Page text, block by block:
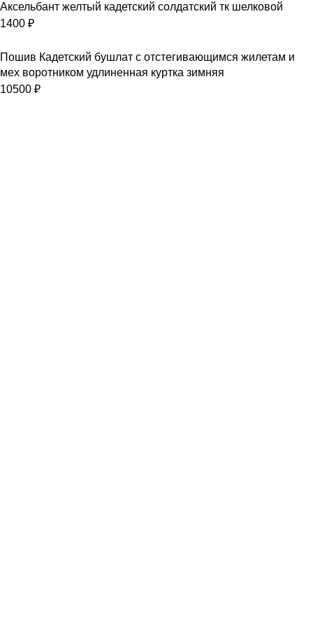
Аксельбант желтый кадетский солдатский тк шелковой
1400 ₽
Пошив Кадетский бушлат с отстегивающимся жилетам и
мех воротником удлиненная куртка зимняя
10500 ₽